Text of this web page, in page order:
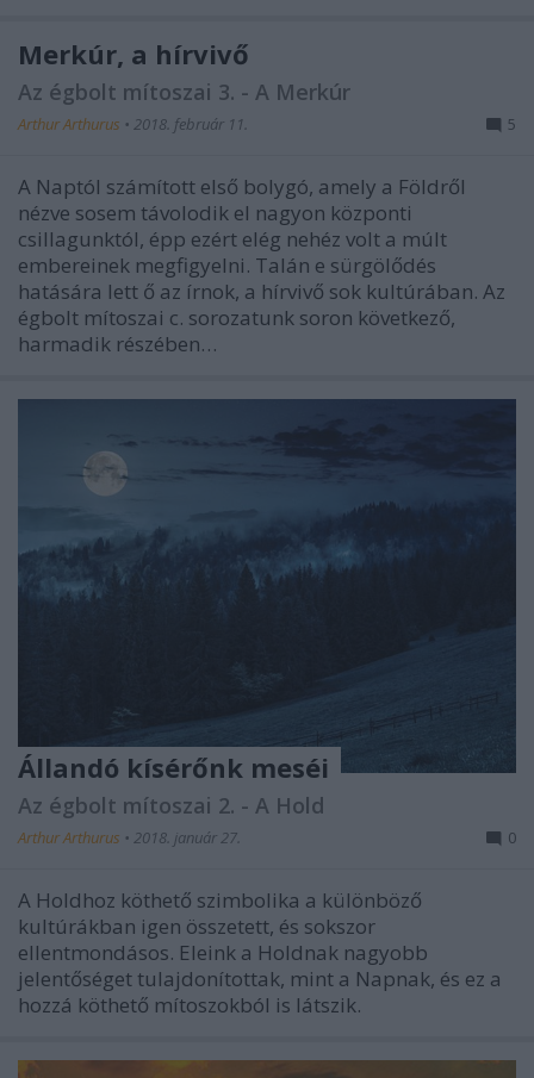
Merkúr, a hírvivő
Az égbolt mítoszai 3. - A Merkúr
Arthur Arthurus • 2018. február 11. 5
A Naptól számított első bolygó, amely a Földről
nézve sosem távolodik el nagyon központi
csillagunktól, épp ezért elég nehéz volt a múlt
embereinek megfigyelni. Talán e sürgölődés
hatására lett ő az írnok, a hírvivő sok kultúrában. Az
égbolt mítoszai c. sorozatunk soron következő,
harmadik részében…
Állandó kísérőnk meséi
Az égbolt mítoszai 2. - A Hold
Arthur Arthurus • 2018. január 27. 0
A Holdhoz köthető szimbolika a különböző
kultúrákban igen összetett, és sokszor
ellentmondásos. Eleink a Holdnak nagyobb
jelentőséget tulajdonítottak, mint a Napnak, és ez a
hozzá köthető mítoszokból is látszik.